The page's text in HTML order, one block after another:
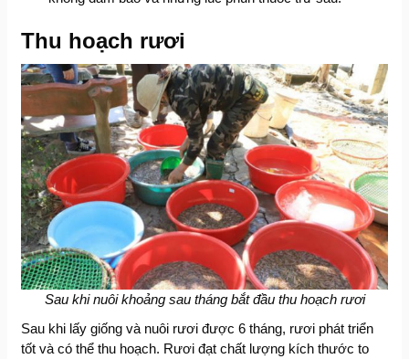
Thu hoạch rươi
Sau khi nuôi khoảng sau tháng bắt đầu thu hoạch rươi
Sau khi lấy giống và nuôi rươi được 6 tháng, rươi phát triển
tốt và có thể thu hoạch. Rươi đạt chất lượng kích thước to